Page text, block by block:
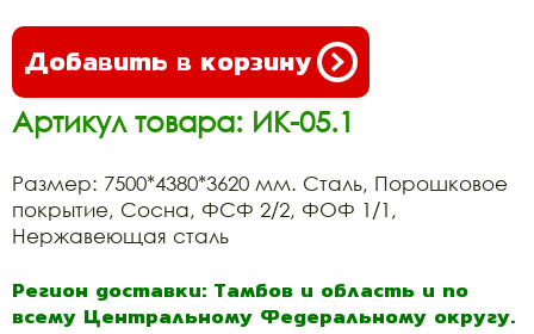
Добавить в корзину
Артикул товара: ИК-05.1
Размер: 7500*4380*3620 мм. Сталь, Порошковое
покрытие, Сосна, ФСФ 2/2, ФОФ 1/1,
Нержавеющая сталь
Регион доставки: Тамбов и область и по
всему Центральному Федеральному округу.